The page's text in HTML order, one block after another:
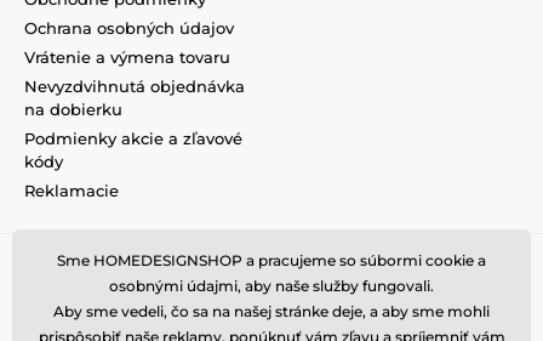
Ochrana osobných údajov
Vrátenie a výmena tovaru
Nevyzdvihnutá objednávka
na dobierku
Podmienky akcie a zľavové
kódy
Reklamacie
Sme HOMEDESIGNSHOP a pracujeme so súbormi cookie a
osobnými údajmi, aby naše služby fungovali.
Aby sme vedeli, čo sa na našej stránke deje, a aby sme mohli
prispôsobiť naše reklamy, ponúknuť vám zľavu a spríjemniť vám